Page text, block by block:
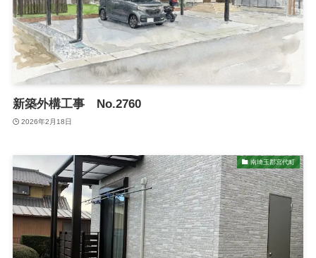
新築外構工事 No.2760
2026年2月18日
南埼玉郡宮代町